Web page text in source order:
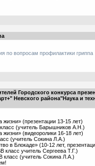
по вопросам профилактики гриппа
Городского конкурса
Невского района"Наука и
жизни» (презентации 13-15 лет)
(учитель Барышников А.Н.)
жизни» (видеоролики 16-18 лет)
(учитель Сокина Л.А.)
в Блокаде» (10-12 лет,
класс учитель Сергеева Т.Г.)
класс (учитель Сокина Л.А.)